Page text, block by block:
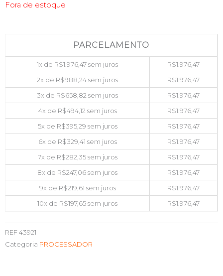
Fora de estoque
PARCELAMENTO
1x de R$1.976,47sem juros R$1.976,47
2x de R$988,24sem juros R$1.976,47
3x de R$658,82 sem juros R$1.976,47
4x de R$494,12 sem juros R$1.976,47
5x de R$395,29 sem juros R$1.976,47
6x de R$329,41 sem juros R$1.976,47
7x de R$282,35sem juros R$1.976,47
8x de R$247,06sem juros R$1.976,47
9x de R$219,61 sem juros R$1.976,47
10x de R$197,65sem juros R$1.976,47
REF43921
Categoria PROCESSADOR